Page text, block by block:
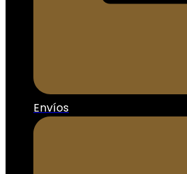
Envíos